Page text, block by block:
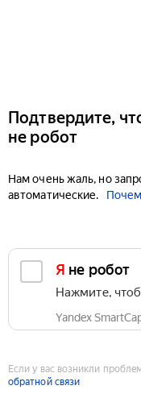
Подтвердите,
не робот
Нам очень жаль, но
автоматические.
Я не робот
Нажмите,
Yandex
Если у вас возникли
обратной связи